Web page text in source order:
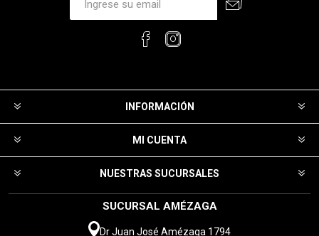
INFORMACIÓN
MI CUENTA
NUESTRAS SUCURSALES
SUCURSAL AMÉZAGA
Dr Juan José Amézaga 1794